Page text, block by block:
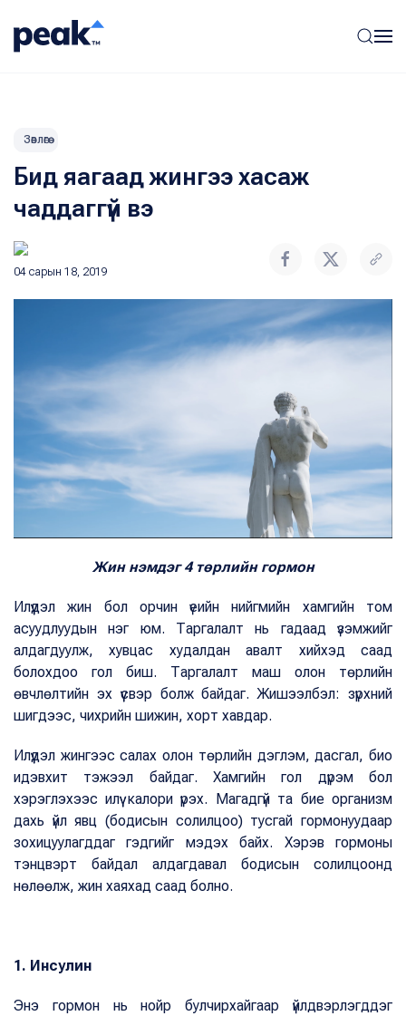
Зөвлөгөө
Бид яагаад жингээ хасаж
чаддаггүй вэ
04 сарын 18, 2019
Жин нэмдэг 4 төрлийн гормон
Илүүдэл жин бол орчин үеийн нийгмийн хамгийн том
асуудлуудын нэг юм. Таргалалт нь гадаад үзэмжийг
алдагдуулж, хувцас худалдан авалт хийхэд саад
болохдоо гол биш. Таргалалт маш олон төрлийн
өвчлөлтийн эх үүсвэр болж байдаг. Жишээлбэл: зүрхний
шигдээс, чихрийн шижин, хорт хавдар.
Илүүдэл жингээс салах олон төрлийн дэглэм, дасгал, био
идэвхит тэжээл байдаг. Хамгийн гол дүрэм бол
хэрэглэхээс илүү калори үрэх. Магадгүй та бие организм
дахь үйл явц (бодисын солилцоо) тусгай гормонуудаар
зохицуулагддаг гэдгийг мэдэх байх. Хэрэв гормоны
тэнцвэрт байдал алдагдавал бодисын солилцоонд
нөлөөлж, жин хаяхад саад болно.
1. Инсулин
Энэ гормон нь нойр булчирхайгаар үйлдвэрлэгддэг